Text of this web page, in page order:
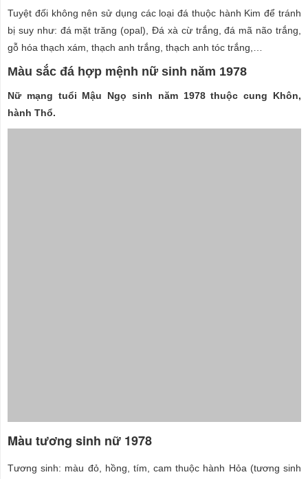
Tuyệt đối không nên sử dụng các loại đá thuộc hành Kim để tránh
bị suy như: đá mặt trăng (opal), Đá xà cừ trắng, đá mã não trắng,
gỗ hóa thạch xám, thạch anh trắng, thạch anh tóc trắng,…
Màu sắc đá hợp mệnh nữ sinh năm 1978
Nữ mạng tuổi Mậu Ngọ sinh năm 1978 thuộc cung Khôn,
hành Thổ.
Màu tương sinh nữ 1978
Tương sinh: màu đỏ, hồng, tím, cam thuộc hành Hỏa (tương sinh